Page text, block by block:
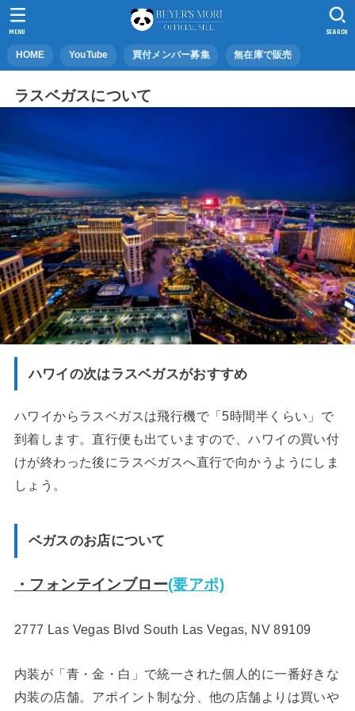
HOME YouTube 買付メンバー募集 無在庫で販売
SEARCH
MENU
ラスベガスについて
ハワイの次はラスベガスがおすすめ
ハワイからラスベガスは飛行機で「5時間半くらい」で
到着します。直行便も出ていますので、ハワイの買い付
けが終わった後にラスベガスへ直行で向かうようにしま
しょう。
ベガスのお店について
・フォンテインブロー(要アポ)
2777 Las Vegas Blvd South Las Vegas, NV 89109
内装が「青・金・白」で統一された個人的に一番好きな
内装の店舗。アポイント制な分、他の店舗よりは買いや